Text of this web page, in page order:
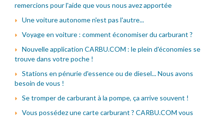
remercions pour l'aide que vous nous avez apportée
Une voiture autonome n'est pas l'autre...
Voyage en voiture : comment économiser du carburant ?
Nouvelle application CARBU.COM : le plein d'économies se
trouve dans votre poche !
Stations en pénurie d'essence ou de diesel... Nous avons
besoin de vous !
Se tromper de carburant à la pompe, ça arrive souvent !
Vous possédez une carte carburant ? CARBU.COM vous